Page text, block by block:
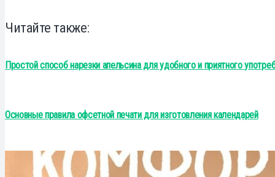
Читайте также:
Простой способ нарезки апельсина для удобного и приятного
Основные правила офсетной печати для изготовления календарей